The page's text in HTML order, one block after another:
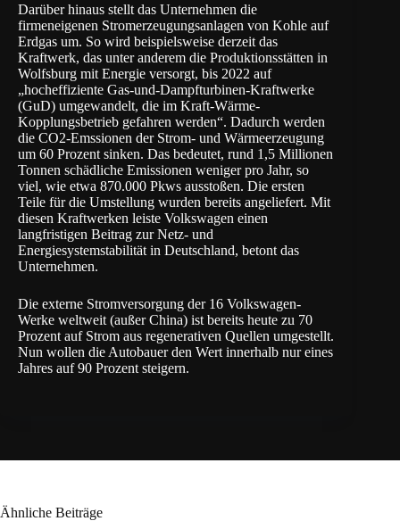
Darüber hinaus stellt das Unternehmen die
firmeneigenen Stromerzeugungsanlagen von Kohle auf
Erdgas um. So wird beispielsweise derzeit das
Kraftwerk, das unter anderem die Produktionsstätten in
Wolfsburg mit Energie versorgt, bis 2022 auf
„hocheffiziente Gas-und-Dampfturbinen-Kraftwerke
(GuD) umgewandelt, die im Kraft-Wärme-
Kopplungsbetrieb gefahren werden“. Dadurch werden
die CO2-Emssionen der Strom- und Wärmeerzeugung
um 60 Prozent sinken. Das bedeutet, rund 1,5 Millionen
Tonnen schädliche Emissionen weniger pro Jahr, so
viel, wie etwa 870.000 Pkws ausstoßen. Die ersten
Teile für die Umstellung wurden bereits angeliefert. Mit
diesen Kraftwerken leiste Volkswagen einen
langfristigen Beitrag zur Netz- und
Energiesystemstabilität in Deutschland, betont das
Unternehmen.
Die externe Stromversorgung der 16 Volkswagen-
Werke weltweit (außer China) ist bereits heute zu 70
Prozent auf Strom aus regenerativen Quellen umgestellt.
Nun wollen die Autobauer den Wert innerhalb nur eines
Jahres auf 90 Prozent steigern.
Ähnliche Beiträge